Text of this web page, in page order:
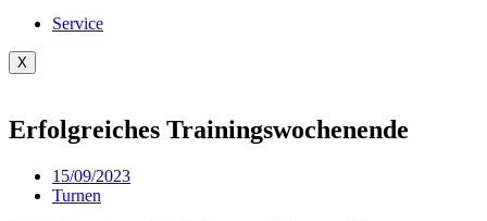
Service
X
Erfolgreiches Trainingswochenende
15/09/2023
Turnen